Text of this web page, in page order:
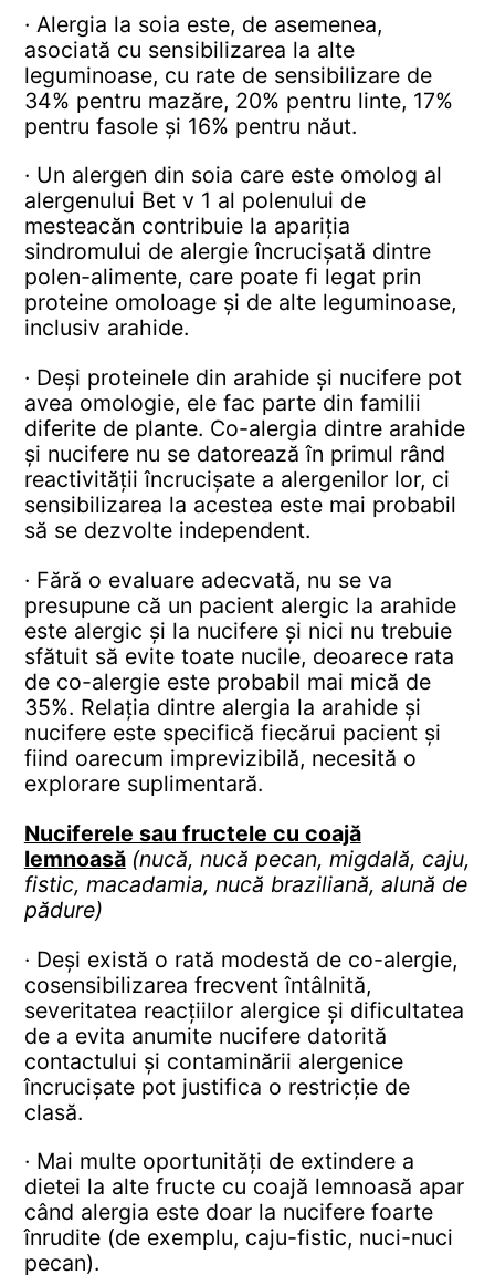
· Alergia la soia este, de asemenea,
asociată cu sensibilizarea la alte
leguminoase, cu rate de sensibilizare de
34% pentru mazăre, 20% pentru linte, 17%
pentru fasole și 16% pentru năut.
· Un alergen din soia care este omolog al
alergenului Bet v 1 al polenului de
mesteacăn contribuie la apariția
sindromului de alergie încrucișată dintre
polen-alimente, care poate fi legat prin
proteine omoloage și de alte leguminoase,
inclusiv arahide.
· Deși proteinele din arahide și nucifere pot
avea omologie, ele fac parte din familii
diferite de plante. Co-alergia dintre arahide
și nucifere nu se datorează în primul rând
reactivității încrucișate a alergenilor lor, ci
sensibilizarea la acestea este mai probabil
să se dezvolte independent.
· Fără o evaluare adecvată, nu se va
presupune că un pacient alergic la arahide
este alergic și la nucifere și nici nu trebuie
sfătuit să evite toate nucile, deoarece rata
de co-alergie este probabil mai mică de
35%. Relația dintre alergia la arahide și
nucifere este specifică fiecărui pacient și
fiind oarecum imprevizibilă, necesită o
explorare suplimentară.
Nuciferele sau fructele cu coajă
lemnoasă (nucă, nucă pecan, migdală, caju,
fistic, macadamia, nucă braziliană, alună de
pădure)
· Deși există o rată modestă de co-alergie,
cosensibilizarea frecvent întâlnită,
severitatea reacțiilor alergice și dificultatea
de a evita anumite nucifere datorită
contactului și contaminării alergenice
încrucișate pot justifica o restricție de
clasă.
· Mai multe oportunități de extindere a
dietei la alte fructe cu coajă lemnoasă apar
când alergia este doar la nucifere foarte
înrudite (de exemplu, caju-fistic, nuci-nuci
pecan).